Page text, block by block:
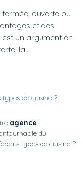
fermée, ouverte ou
et des
est un argument en
la…
types de cuisine ?
agence
du
types de cuisine ?